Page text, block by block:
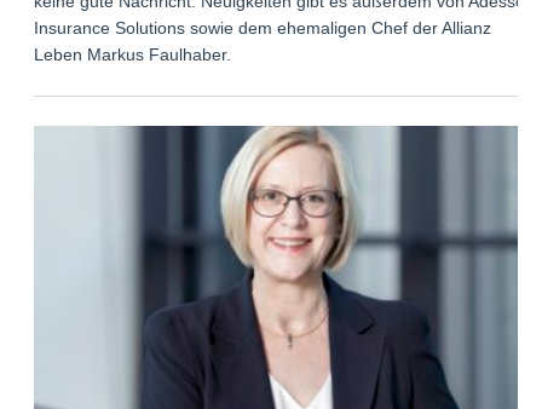
Insurance Solutions sowie dem ehemaligen Chef der Allianz
Leben Markus Faulhaber.